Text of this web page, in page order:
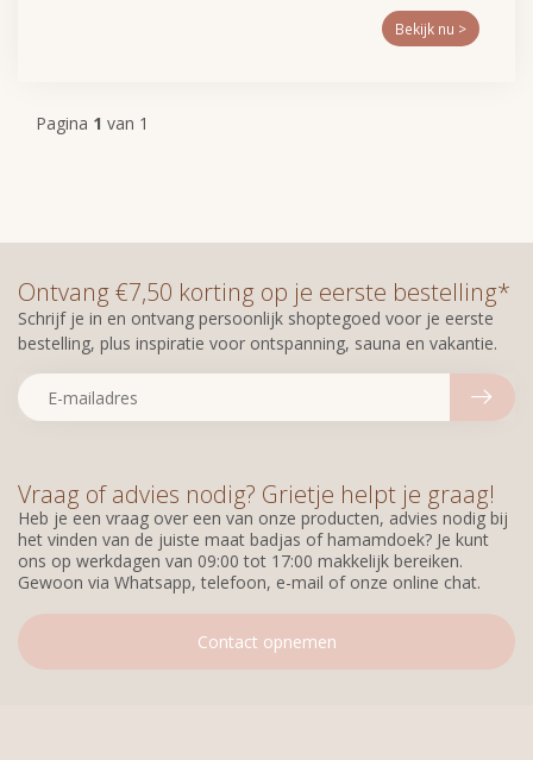
Bekijk nu >
Pagina 1 van 1
Vraag of advies nodig? Grietje helpt je graag!
Heb je een vraag over een van onze producten, advies nodig bij
het vinden van de juiste maat badjas of hamamdoek? Je kunt
ons op werkdagen van 09:00 tot 17:00 makkelijk bereiken.
Gewoon via Whatsapp, telefoon, e-mail of onze online chat.
Contact opnemen
Ontvang €7,50 korting op je eerste bestelling*
Schrijf je in en ontvang persoonlijk shoptegoed voor je eerste
bestelling, plus inspiratie voor ontspanning, sauna en vakantie.